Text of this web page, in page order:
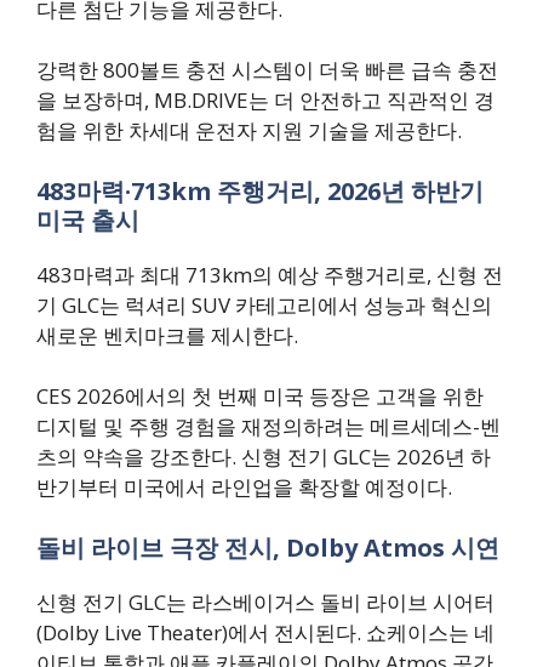
다른 첨단 기능을 제공한다.
강력한 800볼트 충전 시스템이 더욱 빠른 급속 충전
을 보장하며, MB.DRIVE는 더 안전하고 직관적인 경
험을 위한 차세대 운전자 지원 기술을 제공한다.
483마력·713km 주행거리, 2026년 하반기
미국 출시
483마력과 최대 713km의 예상 주행거리로, 신형 전
기 GLC는 럭셔리 SUV 카테고리에서 성능과 혁신의
새로운 벤치마크를 제시한다.
CES 2026에서의 첫 번째 미국 등장은 고객을 위한
디지털 및 주행 경험을 재정의하려는 메르세데스-벤
츠의 약속을 강조한다. 신형 전기 GLC는 2026년 하
반기부터 미국에서 라인업을 확장할 예정이다.
돌비 라이브 극장 전시, Dolby Atmos 시연
신형 전기 GLC는 라스베이거스 돌비 라이브 시어터
(Dolby Live Theater)에서 전시된다. 쇼케이스는 네